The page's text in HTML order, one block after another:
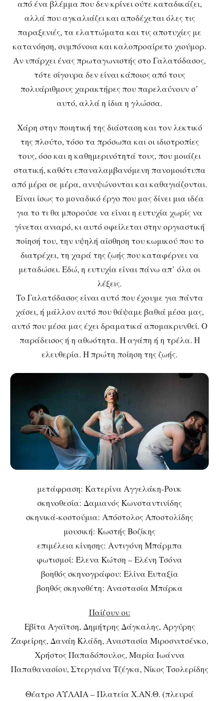
από ένα βλέμμα που δεν κρίνει ούτε καταδικάζει,
αλλά που αγκαλιάζει και αποδέχεται όλες τις
παραξενιές, τα ελαττώματα και τις αποτυχίες με
κατανόηση, συμπόνοια και καλοπροαίρετο χιούμορ.
Αν υπάρχει ένας πρωταγωνιστής στο Γαλατόδασος,
τότε σίγουρα δεν είναι κάποιος από τους
πολυάριθμους χαρακτήρες που παρελαύνουν σ’
αυτό, αλλά η ίδια η γλώσσα.
Χάρη στην ποιητική της διάσταση και τον λεκτικό
της πλούτο, τόσο τα πρόσωπα και οι ιδιοτροπίες
τους, όσο και η καθημερινότητά τους, που μοιάζει
στατική, καθότι επαναλαμβανόμενη πανομοιότυπα
από μέρα σε μέρα, ανυψώνονται και καθαγιάζονται.
Είναι ίσως το μοναδικό έργο που μας δίνει μια ιδέα
για το τι θα μπορούσε να είναι η ευτυχία χωρίς να
γίνεται ανιαρό, κι αυτό οφείλεται στην οργιαστική
ποίησή του, την υψηλή αίσθηση του κωμικού που το
διατρέχει, τη χαρά της ζωής που καταφέρνει να
μεταδώσει. Εδώ, η ευτυχία είναι πάνω απ’ όλα οι
λέξεις.
Το Γαλατόδασος είναι αυτό που έχουμε για πάντα
χάσει, ή μάλλον αυτό που θάψαμε βαθιά μέσα μας,
αυτό που μέσα μας έχει δραματικά απομακρυνθεί. Ο
παράδεισος ή η αθωότητα. Η αγάπη ή η τρέλα. Η
ελευθερία. Η πρώτη ποίηση της ζωής.
μετάφραση: Κατερίνα Αγγελάκη-Ρουκ
σκηνοθεσία: Δαμιανός Κωνσταντινίδης
σκηνικά-κοστούμια: Απόστολος Αποστολίδης
μουσική: Κωστής Βοζίκης
επιμέλεια κίνησης: Αντιγόνη Μπάρμπα
φωτισμοί: Έλενα Κώτση – Ελένη Τσόνα
βοηθός σκηνογράφου: Ελίνα Ευταξία
βοηθός σκηνοθέτη: Αναστασία Μπάρκα
Παίζουν οι:
Εβίτα Αγαϊτση, Δημήτρης Δάγκαλης, Αργύρης
Ζαφείρης, Δανάη Κλάδη, Αναστασία Μιροσνιτσένκο,
Χρήστος Παπαδόπουλος, Μαρία Ιωάννα
Παπαθανασίου, Στεργιάνα Τζέγκα, Νίκος Τσολερίδης
Θέατρο ΑΥΛΑΙΑ – Πλατεία Χ.ΑΝ.Θ. (πλευρά